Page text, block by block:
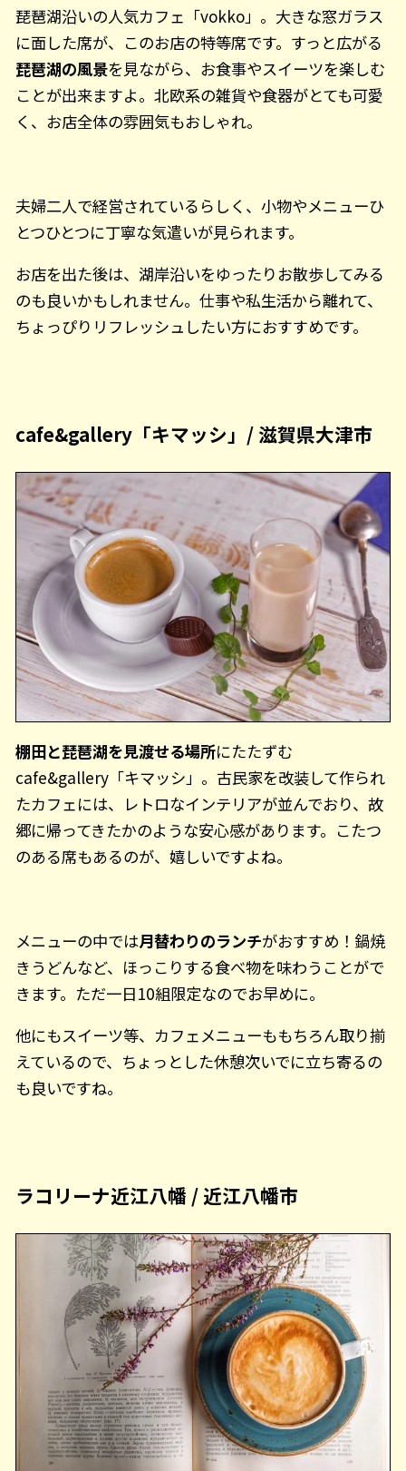
琵琶湖沿いの人気カフェ「vokko」。大きな窓ガラス
に面した席が、このお店の特等席です。すっと広がる
琵琶湖の風景を見ながら、お食事やスイーツを楽しむ
ことが出来ますよ。北欧系の雑貨や食器がとても可愛
く、お店全体の雰囲気もおしゃれ。
夫婦二人で経営されているらしく、小物やメニューひ
とつひとつに丁寧な気遣いが見られます。
お店を出た後は、湖岸沿いをゆったりお散歩してみる
のも良いかもしれません。仕事や私生活から離れて、
ちょっぴりリフレッシュしたい方におすすめです。
cafe&gallery「キマッシ」/ 滋賀県大津市
棚田と琵琶湖を見渡せる場所にたたずむ
cafe&gallery「キマッシ」。古民家を改装して作られ
たカフェには、レトロなインテリアが並んでおり、故
郷に帰ってきたかのような安心感があります。こたつ
のある席もあるのが、嬉しいですよね。
メニューの中では月替わりのランチがおすすめ！鍋焼
きうどんなど、ほっこりする食べ物を味わうことがで
きます。ただ一日10組限定なのでお早めに。
他にもスイーツ等、カフェメニューももちろん取り揃
えているので、ちょっとした休憩次いでに立ち寄るの
も良いですね。
ラコリーナ近江八幡 / 近江八幡市